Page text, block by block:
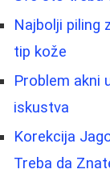
Najbolji piling
tip kože
Problem akni
iskustva
Korekcija
Treba da